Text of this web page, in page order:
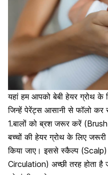
यहां हम आपको बेबी हेयर ग्रोथ के
जिन्हें पेरेंट्स आसानी से फॉलो
1.बालों को ब्रश जरूर करें
बच्चों की हेयर ग्रोथ के लिए
किया जाए। इससे स्कैल्प
Circulation) अच्छी तरह होता है